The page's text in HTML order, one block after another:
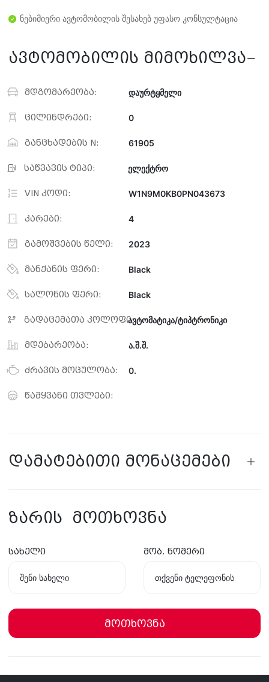
ნებიმიერი ავტომობილის შესახებ უფასო კონსულტაცია
ავტომობილის მიმოხილვა
მდგომარეობა: დაურტყმელი
ცილინდრები: 0
განცხადების N: 61905
საწვავის ტიპი: ელექტრო
VIN კოდი: W1N9M0KB0PN043673
კარები: 4
გამოშვების წელი: 2023
მანქანის ფერი: Black
სალონის ფერი: Black
გადაცემათა კოლოფი:ავტომატიკა/ტიპტრონიკი
მდებარეობა: ა.შ.შ.
ძრავის მოცულობა: 0.
წამყვანი თვლები:
დამატებითი მონაცემები
ზარის მოთხოვნა
სახელი მობ. ნომერი
მოთხოვნა